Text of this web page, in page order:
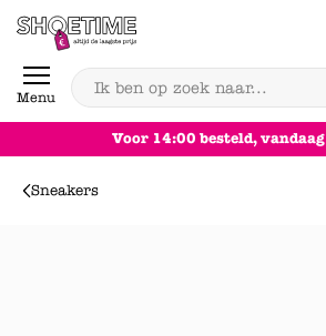
Skip to content
Menu
Achteraf betalen
Sneakers